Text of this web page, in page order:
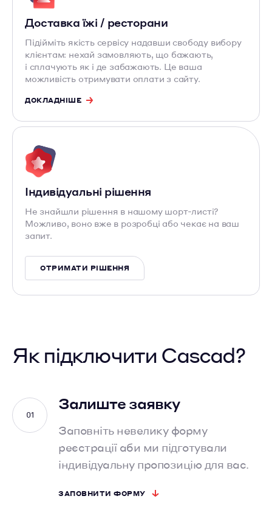
Доставка їжі / ресторани
Підійміть якість сервісу надавши свободу вибору
клієнтам: нехай замовляють, що бажають,
і сплачують як і де забажають. Це ваша
можливість отримувати оплати з сайту.
ДОКЛАДНІШЕ
Індивідуальні рішення
Не знайшли рішення в нашому шорт-листі?
Можливо, воно вже в розробці або чекає на ваш
запит.
ОТРИМАТИ РІШЕННЯ
Як підключити Cascad?
Залиште заявку
Заповніть невелику форму
реєстрації аби ми підготували
індивідуальну пропозицію для вас.
ЗАПОВНИТИ ФОРМУ